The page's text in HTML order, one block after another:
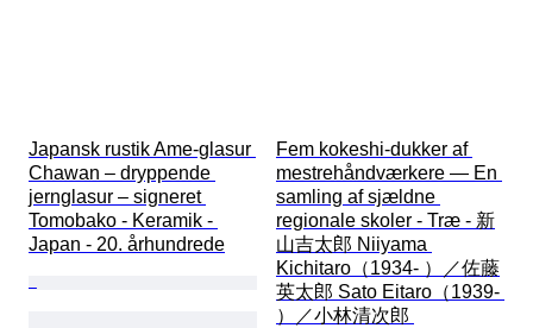
Japansk rustik Ame-glasur
Chawan – dryppende
jernglasur – signeret
Tomobako - Keramik -
Japan - 20. århundrede
Fem kokeshi-dukker af
mestrehåndværkere — En
samling af sjældne
regionale skoler - Træ - 新
山吉太郎 Niiyama
Kichitaro（1934- ）／佐藤
英太郎 Sato Eitaro（1939-
）／小林清次郎